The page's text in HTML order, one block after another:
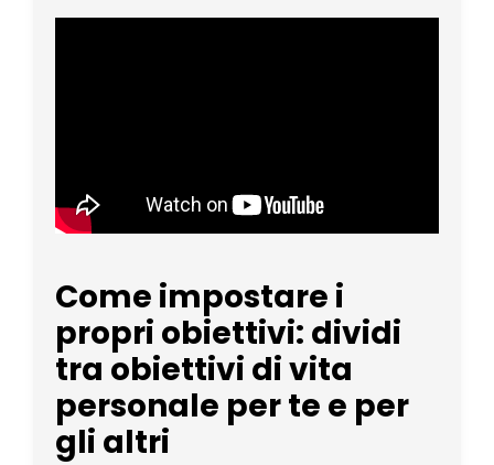
Come impostare i
propri obiettivi: dividi
tra obiettivi di vita
personale per te e per
gli altri